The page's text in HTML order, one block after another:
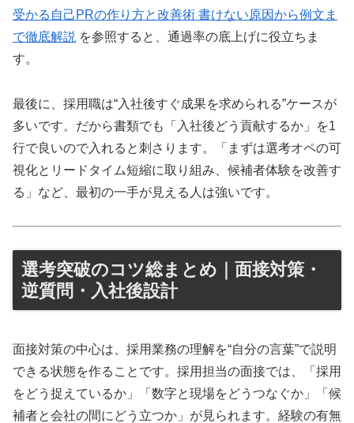
受かる自己PRの作り方と改善術 書けない原因から例文ま
で徹底解説 を参照すると、通過率の底上げに役立ちま
す。
最後に、採用職は“入社後すぐ成果を求められる”ケースが
多いです。だから書類でも「入社後どう貢献するか」を1
行で良いので入れると刺さります。「まずは選考オペの可
視化とリードタイム短縮に取り組み、候補者体験を改善す
る」など、最初の一手が見える人は強いです。
選考突破のコツ総まとめ｜面接対策・
逆質問・入社後設計
面接対策の中心は、採用業務の理解を“自分の言葉”で説明
できる状態を作ることです。採用担当の面接では、「採用
をどう捉えているか」「数字と現場をどうつなぐか」「候
補者と会社の間にどう立つか」が見られます。経験の有無